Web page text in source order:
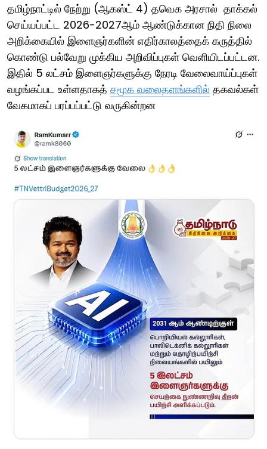
தமிழ்நாட்டில் நேற்று (ஆகஸ்ட் 4) தவெக அரசால் தாக்கல்
செய்யப்பட்ட 2026-2027ஆம் ஆண்டுக்கான நிதி நிலை
அறிக்கையில் இளைஞர்களின் எதிர்காலத்தைக் கருத்தில்
கொண்டு பல்வேறு முக்கிய அறிவிப்புகள் வெளியிடப்பட்டன.
இதில் 5 லட்சம் இளைஞர்களுக்கு நேரடி வேலைவாய்ப்புகள்
வழங்கப்பட உள்ளதாகத் சமூக வலைதளங்களில் தகவல்கள்
வேகமாகப் பரப்பப்பட்டு வருகின்றன